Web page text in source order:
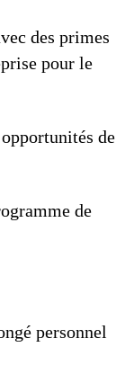
des primes
pour le
de
de
personnel